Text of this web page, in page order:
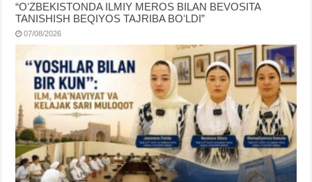
“OʻZBEKISTONDA ILMIY MEROS BILAN BEVOSITA
TANISHISH BEQIYOS TAJRIBA BOʻLDI”
07/08/2026